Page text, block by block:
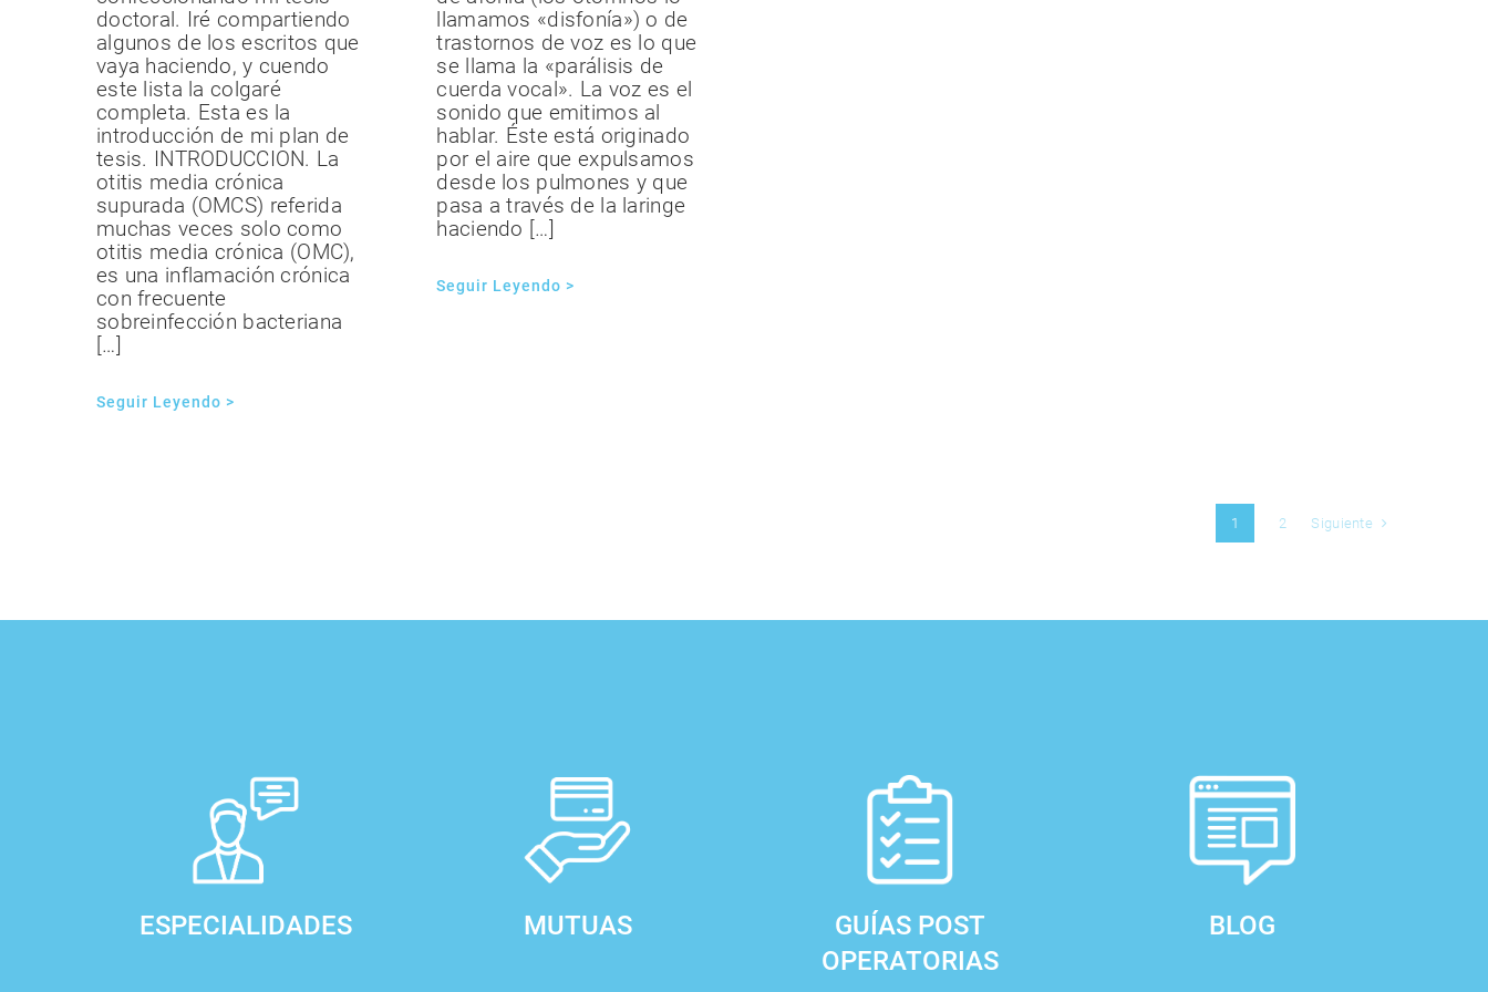
doctoral. Iré compartiendo
algunos de los escritos que
vaya haciendo, y cuendo
este lista la colgaré
completa. Esta es la
introducción de mi plan de
tesis. INTRODUCCION. La
otitis media crónica
supurada (OMCS) referida
muchas veces solo como
otitis media crónica (OMC),
es una inflamación crónica
con frecuente
sobreinfección bacteriana
[…]
Seguir Leyendo >
llamamos «disfonía») o de
trastornos de voz es lo que
se llama la «parálisis de
cuerda vocal». La voz es el
sonido que emitimos al
hablar. Éste está originado
por el aire que expulsamos
desde los pulmones y que
pasa a través de la laringe
haciendo […]
Seguir Leyendo >
1 2 Siguiente
ESPECIALIDADES MUTUAS
GUÍAS POST
OPERATORIAS
BLOG